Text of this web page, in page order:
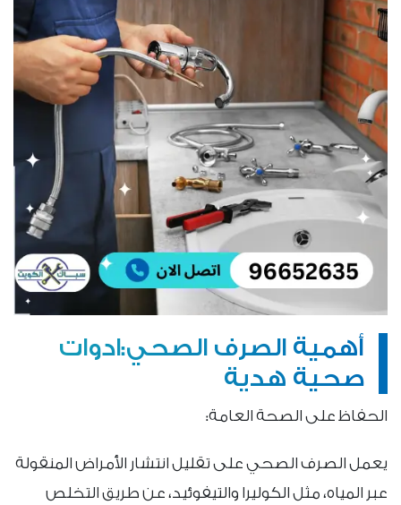
أهمية الصرف الصحي:ادوات
صحية هدية
الحفاظ على الصحة العامة:
يعمل الصرف الصحي على تقليل انتشار الأمراض المنقولة
عبر المياه، مثل الكوليرا والتيفوئيد، عن طريق التخلص